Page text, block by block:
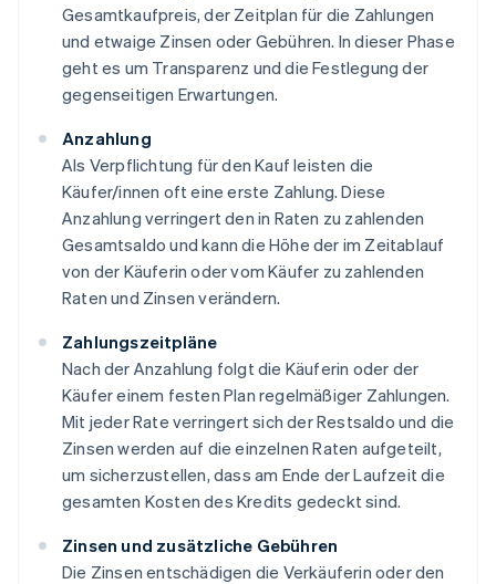
Gesamtkaufpreis, der Zeitplan für die Zahlungen
und etwaige Zinsen oder Gebühren. In dieser Phase
geht es um Transparenz und die Festlegung der
gegenseitigen Erwartungen.
Anzahlung
Als Verpflichtung für den Kauf leisten die
Käufer/innen oft eine erste Zahlung. Diese
Anzahlung verringert den in Raten zu zahlenden
Gesamtsaldo und kann die Höhe der im Zeitablauf
von der Käuferin oder vom Käufer zu zahlenden
Raten und Zinsen verändern.
Zahlungszeitpläne
Nach der Anzahlung folgt die Käuferin oder der
Käufer einem festen Plan regelmäßiger Zahlungen.
Mit jeder Rate verringert sich der Restsaldo und die
Zinsen werden auf die einzelnen Raten aufgeteilt,
um sicherzustellen, dass am Ende der Laufzeit die
gesamten Kosten des Kredits gedeckt sind.
Zinsen und zusätzliche Gebühren
Die Zinsen entschädigen die Verkäuferin oder den